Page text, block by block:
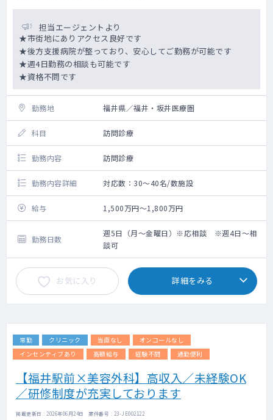
担当エージェントより
★市街地にありアクセス良好です
★後方支援病院が整っており、安心してご勤務が可能です
★週4日勤務の相談も可能です
★資格不問です
勤務地 福井県／福井・坂井医療圏
科目 訪問診療
勤務内容 訪問診療
勤務内容詳細 対応数：30～40名/数施設
給与 1,500万円～1,800万円
勤務日数
週5日（月～金曜日）※応相談 ※週4日～相
談可
お気に入り 詳細をみる
常勤 クリニック 当直なし
オンコールなし
インセンティブあり
高額給与 経験不問 通勤便利
【福井駅前×美容外科】高収入／未経験OK
／研修制度が充実しております
掲載更新日 : 2026年06月24日 案件番号 : 23-JE002122